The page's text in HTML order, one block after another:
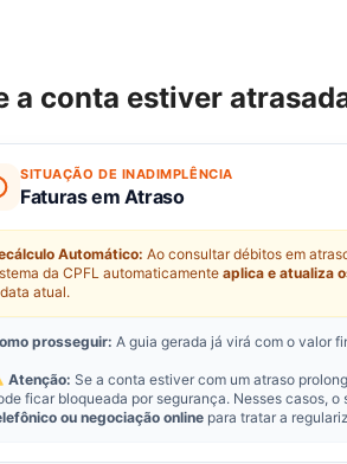
a conta estiver
SITUAÇÃO DE INADIMPLÊNCIA
Faturas em Atraso
Automático: Ao consultar débitos em
da CPFL automaticamente aplica e atualiza
atual.
prosseguir: A guia gerada já virá com o valor
Atenção: Se a conta estiver com um atraso
ficar bloqueada por segurança. Nesses casos,
ou negociação online para tratar a